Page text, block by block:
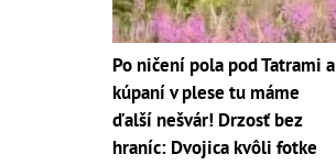
Po ničení pola pod Tatrami a
kúpaní v plese tu máme
ďalší nešvár! Drzosť bez
hraníc: Dvojica kvôli fotke